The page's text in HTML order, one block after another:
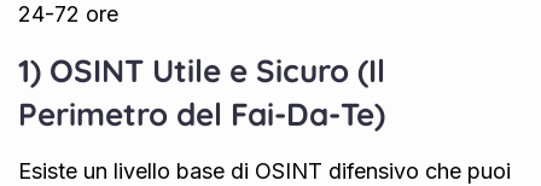
24-72 ore
1) OSINT Utile e Sicuro (Il
Perimetro del Fai-Da-Te)
Esiste un livello base di OSINT difensivo che puoi